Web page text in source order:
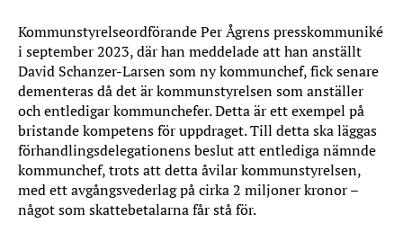
Kommunstyrelseordförande Per Ågrens presskommuniké
i september 2023, där han meddelade att han anställt
David Schanzer-Larsen som ny kommunchef, fick senare
dementeras då det är kommunstyrelsen som anställer
och entledigar kommunchefer. Detta är ett exempel på
bristande kompetens för uppdraget. Till detta ska läggas
förhandlingsdelegationens beslut att entlediga nämnde
kommunchef, trots att detta åvilar kommunstyrelsen,
med ett avgångsvederlag på cirka 2 miljoner kronor –
något som skattebetalarna får stå för.